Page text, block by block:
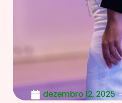
dezembro 12, 2025